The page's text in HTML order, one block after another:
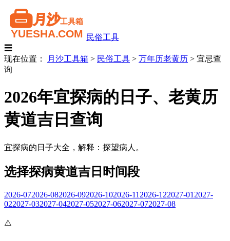
民俗工具
☰
现在位置：
月沙工具箱 > 民俗工具 > 万年历老黄历 > 宜忌查
询
2026年宜探病的日子、老黄历
黄道吉日查询
宜探病的日子大全，解释：探望病人。
选择探病黄道吉日时间段
2026-072026-082026-092026-102026-11 2026-122027-01 2027-
022027-032027-042027-052027-062027-072027-08
⚠️